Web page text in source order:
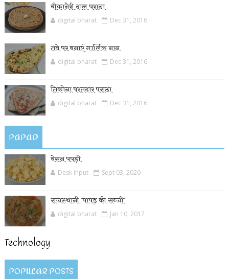
बीकानेरी दाल पराठा
digital bharat Dec 31, 2016
तवे पर बनाएं गार्लिक नान
digital bharat Dec 31, 2016
तिकोना परतदार पराठा
digital bharat Dec 31, 2016
PAPAD
बेसन पपड़ी
Desk Input Sept 03, 2020
राजस्थानी ‘पापड़ की सब्जी’
digital bharat Jan 10, 2017
Technology
POPULAR POSTS